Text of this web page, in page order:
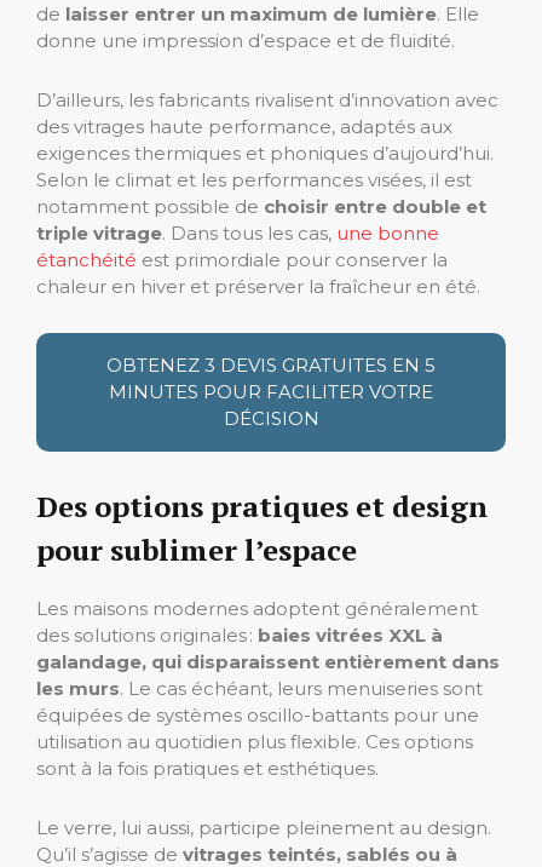
de laisser entrer un maximum de lumière. Elle
donne une impression d’espace et de fluidité.
D’ailleurs, les fabricants rivalisent d’innovation avec
des vitrages haute performance, adaptés aux
exigences thermiques et phoniques d’aujourd’hui.
Selon le climat et les performances visées, il est
notamment possible de choisir entre double et
triple vitrage. Dans tous les cas, une bonne
étanchéité est primordiale pour conserver la
chaleur en hiver et préserver la fraîcheur en été.
OBTENEZ 3 DEVIS GRATUITES EN 5
MINUTES POUR FACILITER VOTRE
DÉCISION
Des options pratiques et design
pour sublimer l’espace
Les maisons modernes adoptent généralement
des solutions originales : baies vitrées XXL à
galandage, qui disparaissent entièrement dans
les murs. Le cas échéant, leurs menuiseries sont
équipées de systèmes oscillo-battants pour une
utilisation au quotidien plus flexible. Ces options
sont à la fois pratiques et esthétiques.
Le verre, lui aussi, participe pleinement au design.
Qu’il s’agisse de vitrages teintés, sablés ou à